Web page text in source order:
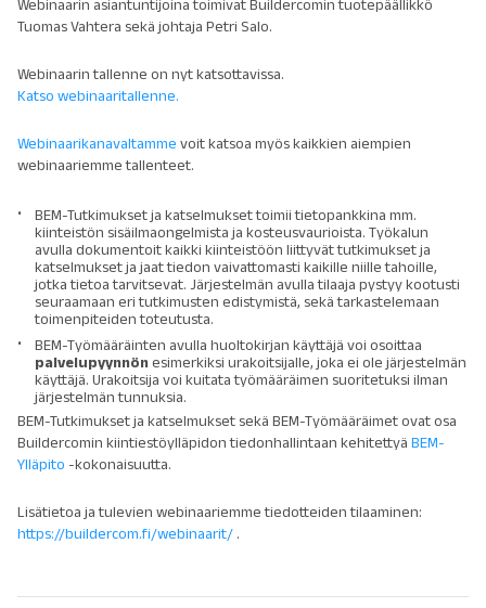
Webinaarin asiantuntijoina toimivat Buildercomin tuotepäällikkö
Tuomas Vahtera sekä johtaja Petri Salo.
Webinaarin tallenne on nyt katsottavissa.
Katso webinaaritallenne.
Webinaarikanavaltamme voit katsoa myös kaikkien aiempien
webinaariemme tallenteet.
BEM-Tutkimukset ja katselmukset toimii tietopankkina mm.
kiinteistön sisäilmaongelmista ja kosteusvaurioista. Työkalun
avulla dokumentoit kaikki kiinteistöön liittyvät tutkimukset ja
katselmukset ja jaat tiedon vaivattomasti kaikille niille tahoille,
jotka tietoa tarvitsevat. Järjestelmän avulla tilaaja pystyy kootusti
seuraamaan eri tutkimusten edistymistä, sekä tarkastelemaan
toimenpiteiden toteutusta.
BEM-Työmääräinten avulla huoltokirjan käyttäjä voi osoittaa
palvelupyynnönesimerkiksi urakoitsijalle, joka ei ole järjestelmän
käyttäjä. Urakoitsija voi kuitata työmääräimen suoritetuksi ilman
järjestelmän tunnuksia.
BEM-Tutkimukset ja katselmukset sekä BEM-Työmääräimet ovat osa
Buildercomin kiintiestöylläpidon tiedonhallintaan kehitettyä BEM-
Ylläpito -kokonaisuutta.
Lisätietoa ja tulevien webinaariemme tiedotteiden tilaaminen:
https://buildercom.fi/webinaarit/ .